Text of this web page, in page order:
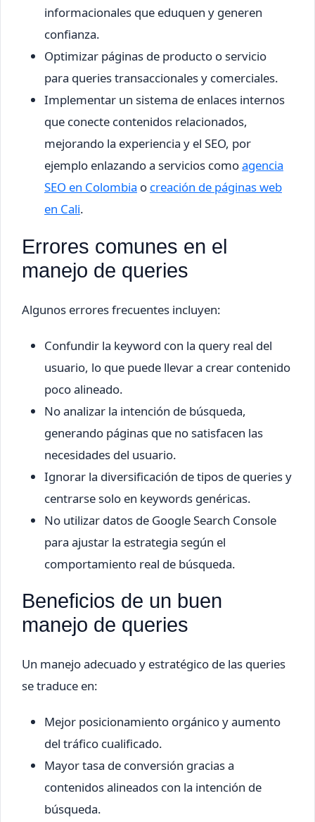
informacionales que eduquen y generen
confianza.
Optimizar páginas de producto o servicio
para queries transaccionales y comerciales.
Implementar un sistema de enlaces internos
que conecte contenidos relacionados,
mejorando la experiencia y el SEO, por
ejemplo enlazando a servicios comoagencia
SEO en Colombia o creación de páginas web
en Cali.
Errores comunes en el
manejo de queries
Algunos errores frecuentes incluyen:
Confundir la keyword con la query real del
usuario, lo que puede llevar a crear contenido
poco alineado.
No analizar la intención de búsqueda,
generando páginas que no satisfacen las
necesidades del usuario.
Ignorar la diversificación de tipos de queries y
centrarse solo en keywords genéricas.
No utilizar datos de Google Search Console
para ajustar la estrategia según el
comportamiento real de búsqueda.
Beneficios de un buen
manejo de queries
Un manejo adecuado y estratégico de las queries
se traduce en:
Mejor posicionamiento orgánico y aumento
del tráfico cualificado.
Mayor tasa de conversión gracias a
contenidos alineados con la intención de
búsqueda.